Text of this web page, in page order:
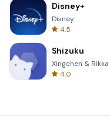
Disney+
Disney
4.5
Shizuku
Xingchen & Rikka
4.0